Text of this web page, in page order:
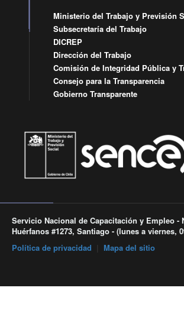
Ministerio del Trabajo y Previsión
Subsecretaría del Trabajo
DICREP
Dirección del Trabajo
Comisión de Integridad Pública y
Consejo para la Transparencia
Gobierno Transparente
Servicio Nacional de Capacitación y Empleo -
Huérfanos #1273, Santiago - (lunes a viernes,
Política de privacidad
Mapa del sitio